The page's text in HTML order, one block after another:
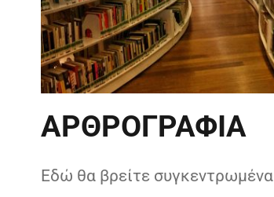
ΑΡΘΡΟΓΡΑΦΙΑ
Εδώ θα βρείτε συγκεντρωμένα